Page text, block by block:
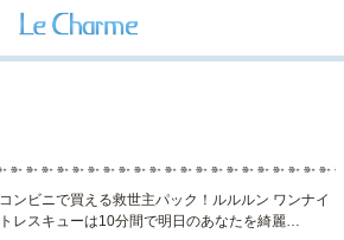
コンビニで買える救世主パック！ルルルン ワンナイ
トレスキューは10分間で明日のあなたを綺麗…